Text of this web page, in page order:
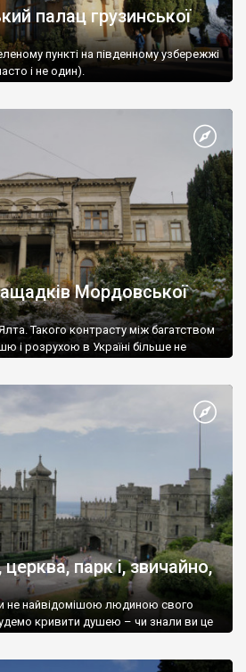
палац грузинської
пункті на південному узбережжі
і не один).
Мордовської
Такого контрасту між багатством
і розрухою в Україні більше не
парк і, звичайно,
не найвідомішою людиною свого
кривити душею – чи знали ви це